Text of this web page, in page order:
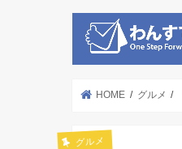
HOME グルメ
グルメ